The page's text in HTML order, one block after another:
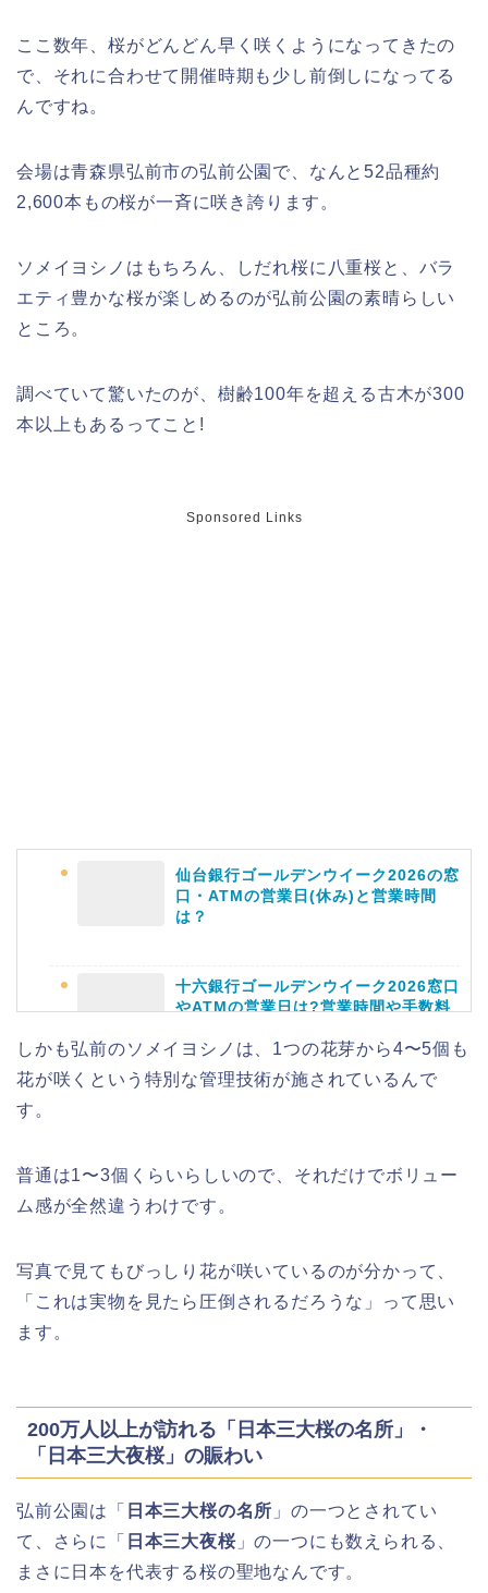
ここ数年、桜がどんどん早く咲くようになってきたの
で、それに合わせて開催時期も少し前倒しになってる
んですね。
会場は青森県弘前市の弘前公園で、なんと52品種約
2,600本もの桜が一斉に咲き誇ります。
ソメイヨシノはもちろん、しだれ桜に八重桜と、バラ
エティ豊かな桜が楽しめるのが弘前公園の素晴らしい
ところ。
調べていて驚いたのが、樹齢100年を超える古木が300
本以上もあるってこと!
Sponsored Links
仙台銀行ゴールデンウイーク2026の窓
口・ATMの営業日(休み)と営業時間
は？
十六銀行ゴールデンウイーク2026窓口
やATMの営業日は?営業時間や手数料
千葉銀行ゴールデンウィーク2026の
ATMの営業日(休み)まとめ!
日岡山公園の桜(花見)2026の屋台・出
店はいつまで?ライトアップ情報も!
しかも弘前のソメイヨシノは、1つの花芽から4〜5個も
花が咲くという特別な管理技術が施されているんで
す。
普通は1〜3個くらいらしいので、それだけでボリュー
ム感が全然違うわけです。
写真で見てもびっしり花が咲いているのが分かって、
「これは実物を見たら圧倒されるだろうな」って思い
ます。
200万人以上が訪れる「日本三大桜の名所」・
「日本三大夜桜」の賑わい
弘前公園は「 日本三大桜の名所 」の一つとされてい
て、さらに「
日本三大夜桜」の一つにも数えられる、
まさに日本を代表する桜の聖地なんです。